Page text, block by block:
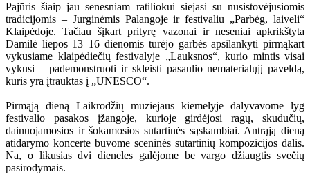
Pajūris šiaip jau senesniam ratiliokui siejasi su nusistovėjusiomis
tradicijomis – Jurginėmis Palangoje ir festivaliu „Parbėg, laiveli“
Klaipėdoje. Tačiau šįkart prityrę vazonai ir neseniai apkrikštyta
Damilė liepos 13–16 dienomis turėjo garbės apsilankyti pirmąkart
vykusiame klaipėdiečių festivalyje „Lauksnos“, kurio mintis visai
vykusi – pademonstruoti ir skleisti pasaulio nematerialųjį paveldą,
kuris yra įtrauktas į „UNESCO“.
Pirmąją dieną Laikrodžių muziejaus kiemelyje dalyvavome lyg
festivalio pasakos įžangoje, kurioje girdėjosi ragų, skudučių,
dainuojamosios ir šokamosios sutartinės sąskambiai. Antrąją dieną
atidarymo koncerte buvome sceninės sutartinių kompozicijos dalis.
Na, o likusias dvi dieneles galėjome be vargo džiaugtis svečių
pasirodymais.